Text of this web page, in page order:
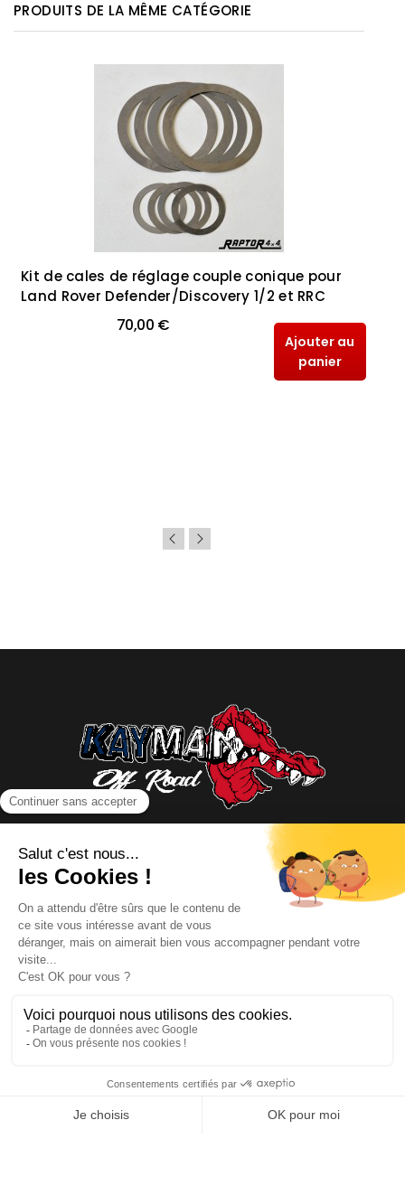
PRODUITS DE LA MÊME CATÉGORIE
Kit de cales de réglage couple conique pour
Land Rover Defender/Discovery 1/2 et RRC
70,00 €
Ajouter au
panier
NOUS CONTACTER
INFORMATIONS
NOS PARTENAIRES
HORAIRES D'OUVERTURE
Copyright © 2026 Kayman Offroad 4x4 - Tous droits réservés -